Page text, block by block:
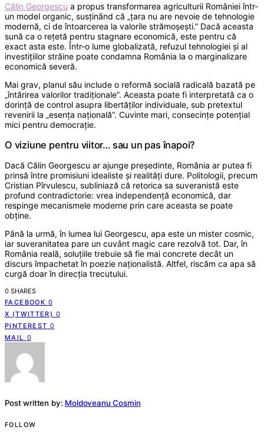
Călin Georgescu a propus transformarea agriculturii României într-
un model organic, susținând că „țara nu are nevoie de tehnologie
modernă, ci de întoarcerea la valorile strămoșești.” Dacă aceasta
sună ca o rețetă pentru stagnare economică, este pentru că
exact asta este. Într-o lume globalizată, refuzul tehnologiei și al
investițiilor străine poate condamna România la o marginalizare
economică severă.
Mai grav, planul său include o reformă socială radicală bazată pe
„întărirea valorilor tradiționale”. Aceasta poate fi interpretată ca o
dorință de control asupra libertăților individuale, sub pretextul
revenirii la „esența națională”. Cuvinte mari, consecințe potențial
mici pentru democrație.
O viziune pentru viitor… sau un pas înapoi?
Dacă Călin Georgescu ar ajunge președinte, România ar putea fi
prinsă între promisiuni idealiste și realități dure. Politologii, precum
Cristian Pîrvulescu, subliniază că retorica sa suveranistă este
profund contradictorie: vrea independență economică, dar
respinge mecanismele moderne prin care aceasta se poate
obține.
Până la urmă, în lumea lui Georgescu, apa este un mister cosmic,
iar suveranitatea pare un cuvânt magic care rezolvă tot. Dar, în
România reală, soluțiile trebuie să fie mai concrete decât un
discurs împachetat în poezie naționalistă. Altfel, riscăm ca apa să
curgă doar în direcția trecutului.
0 SHARES
FACEBOOK 0
X (TWITTER) 0
PINTEREST 0
MAIL 0
Post written by: Moldoveanu Cosmin
FOLLOW